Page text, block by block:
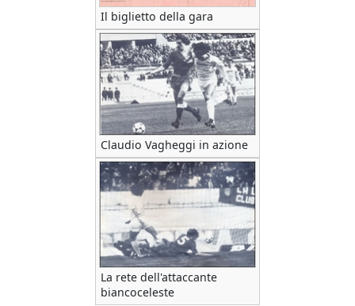
Il biglietto della gara
Claudio Vagheggi in azione
La rete dell'attaccante
biancoceleste